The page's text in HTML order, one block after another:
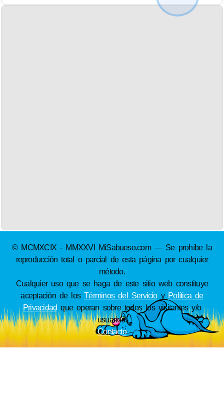
© MCMXCIX - MMXXVI MiSabueso.com — Se prohíbe la
reproducción total o parcial de esta página por cualquier
método.
Cualquier uso que se haga de este sitio web constituye
aceptación de losTérminos del Servicioy Política de
Privacidad que operan sobre todos los visitantes y/o
usuarios.
Contacto